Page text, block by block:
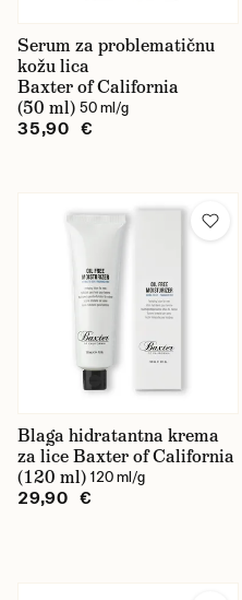
Serum za problematičnu
kožu lica
Baxter of California
(50 ml) 50 ml/g
35,90 €
Blaga hidratantna krema
za lice Baxter of California
(120 ml) 120 ml/g
29,90 €